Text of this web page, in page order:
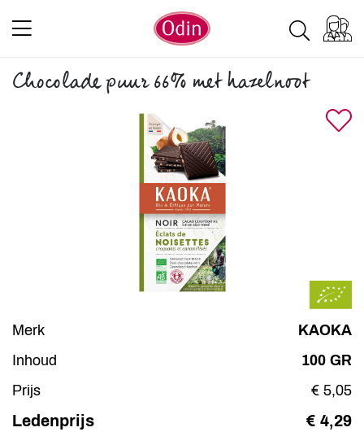
Chocolade puur 66% met hazelnoot
Merk
KAOKA
Inhoud
100 GR
Prijs
€ 5,05
Ledenprijs € 4,29